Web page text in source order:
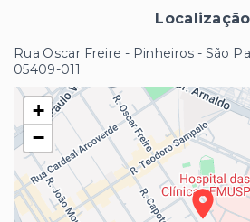
Localização
Rua Oscar Freire - Pinheiros - São
05409-011
+
−